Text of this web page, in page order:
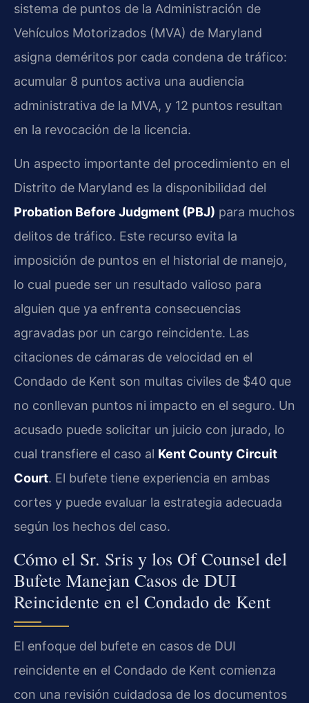
sistema de puntos de la Administración de
Vehículos Motorizados (MVA) de Maryland
asigna deméritos por cada condena de tráfico:
acumular 8 puntos activa una audiencia
administrativa de la MVA, y 12 puntos resultan
en la revocación de la licencia.
Un aspecto importante del procedimiento en el
Distrito de Maryland es la disponibilidad del
Probation Before Judgment (PBJ) para muchos
delitos de tráfico. Este recurso evita la
imposición de puntos en el historial de manejo,
lo cual puede ser un resultado valioso para
alguien que ya enfrenta consecuencias
agravadas por un cargo reincidente. Las
citaciones de cámaras de velocidad en el
Condado de Kent son multas civiles de $40 que
no conllevan puntos ni impacto en el seguro. Un
acusado puede solicitar un juicio con jurado, lo
cual transfiere el caso al Kent County Circuit
Court. El bufete tiene experiencia en ambas
cortes y puede evaluar la estrategia adecuada
según los hechos del caso.
Cómo el Sr. Sris y los Of Counsel del
Bufete Manejan Casos de DUI
Reincidente en el Condado de Kent
El enfoque del bufete en casos de DUI
reincidente en el Condado de Kent comienza
con una revisión cuidadosa de los documentos